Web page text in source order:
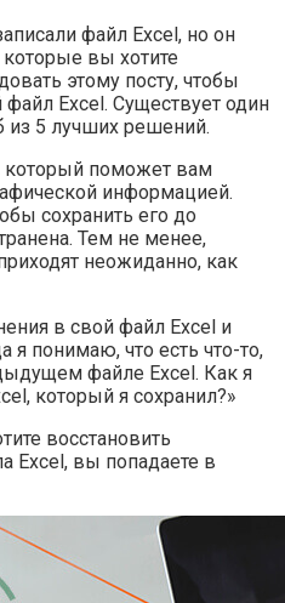
файл Excel, но он
вы хотите
этому посту, чтобы
Excel. Существует один
из 5 лучших решений.
который поможет вам
информацией.
сохранить его до
Тем не менее,
неожиданно, как
в свой файл Excel и
я понимаю, что есть что-то,
файле Excel. Как я
который я сохранил?»
восстановить
вы попадаете в